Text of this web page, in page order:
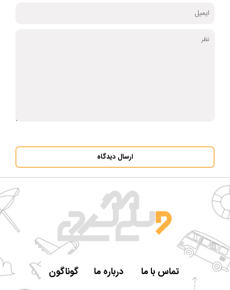
ارسال دیدگاه
تماس با ما درباره ما گوناگون